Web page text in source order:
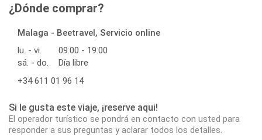
¿Dónde comprar?
Malaga - Beetravel, Servicio online
lu. - vi.
09:00 - 19:00
sá. - do.
Día libre
+34 611 01 96 14
Si le gusta este viaje, ¡reserve aqui!
El operador turístico se pondrá en contacto con usted para
responder a sus preguntas y aclarar todos los detalles.